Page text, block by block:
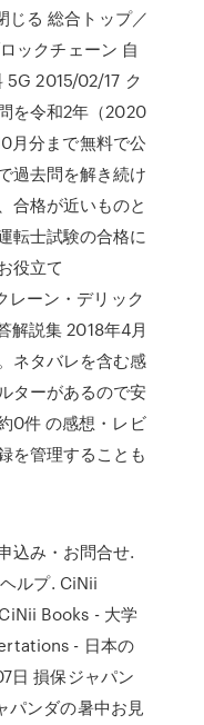
じる 総合トップ／
ックチェーン 自
5G 2015/02/17 ク
を令和2年（2020
月分まで無料で公
過去問を解き続け
合格が近いものと
転士試験の合格に
役立て
レーン・デリック
解説集 2018年4月
ネタバレを含む感
ターがあるので安
0件 の感想・レビ
を管理することも
込み・お問合せ.
ルプ. CiNii
Books - 大学
- 日本の
日 損保ジャパン
パンダの暑中お見